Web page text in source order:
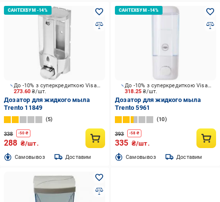
273.60₴/шт.
До -10% з суперкредиткою Visa Вигода
Дозатор для жидкого мыла
Trento 11849
5
338 -50 ₴
288 ₴/шт.
Cамовывоз Доставим
318.25₴/шт.
До -10% з суперкредиткою Visa Вигода
Дозатор для жидкого мыла
Trento 5961
10
393 -58 ₴
335 ₴/шт.
Cамовывоз Доставим